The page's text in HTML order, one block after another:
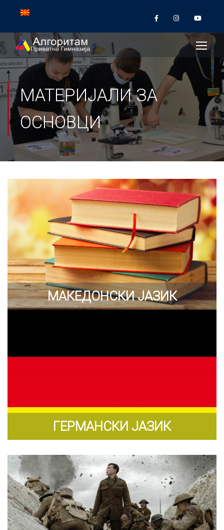
МАТЕРИЈАЛИ ЗА
ОСНОВЦИ
МАКЕДОНСКИ ЈАЗИК
ГЕРМАНСКИ ЈАЗИК